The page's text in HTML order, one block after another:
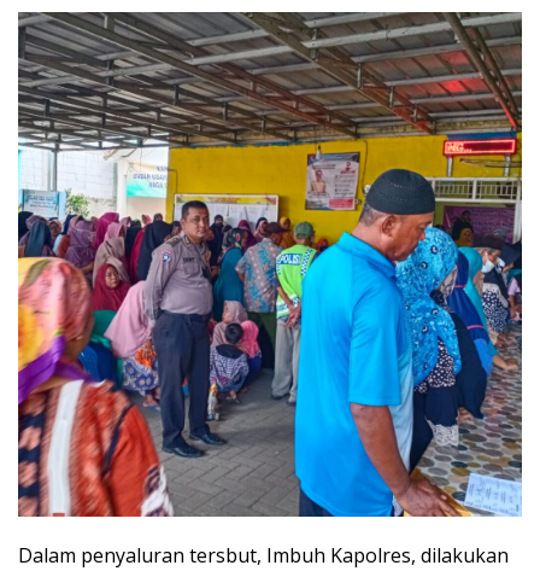
Dalam penyaluran tersbut, Imbuh Kapolres, dilakukan